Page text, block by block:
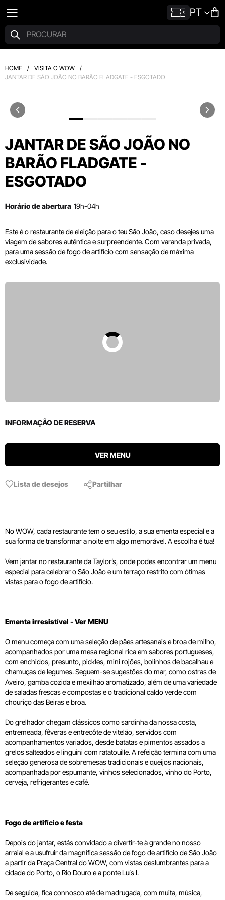
PT
HOME / VISITA O WOW
/
JANTAR DE SÃO JOÃO NO BARÃO FLADGATE - ESGOTADO
JANTAR DE SÃO JOÃO NO
BARÃO FLADGATE -
ESGOTADO
Horário de abertura 19h-04h
Este é o restaurante de eleição para o teu São João, caso desejes uma
viagem de sabores autêntica e surpreendente. Com varanda privada,
para uma sessão de fogo de artifício com sensação de máxima
exclusividade.
INFORMAÇÃO DE RESERVA
VER MENU
Lista de desejos Partilhar
No WOW, cada restaurante tem o seu estilo, a sua ementa especial e a
sua forma de transformar a noite em algo memorável. A escolha é tua!
Vem jantar no restaurante da Taylor’s, onde podes encontrar um menu
especial para celebrar o São João e um terraço restrito com ótimas
vistas para o fogo de artifício.
Ementa irresistível -Ver MENU
O menu começa com uma seleção de pães artesanais e broa de milho,
acompanhados por uma mesa regional rica em sabores portugueses,
com enchidos, presunto, pickles, mini rojões, bolinhos de bacalhau e
chamuças de legumes. Seguem-se sugestões do mar, como ostras de
Aveiro, gamba cozida e mexilhão aromatizado, além de uma variedade
de saladas frescas e compostas e o tradicional caldo verde com
chouriço das Beiras e broa.
Do grelhador chegam clássicos como sardinha da nossa costa,
entremeada, fêveras e entrecôte de vitelão, servidos com
acompanhamentos variados, desde batatas e pimentos assados a
grelos salteados e linguini com ratatouille. A refeição termina com uma
seleção generosa de sobremesas tradicionais e queijos nacionais,
acompanhada por espumante, vinhos selecionados, vinho do Porto,
cerveja, refrigerantes e café.
Fogo de artifício e festa
Depois do jantar, estás convidado a divertir-te à grande no nosso
arraial e a usufruir da magnífica sessão de fogo de artifício de São João
a partir da Praça Central do WOW, com vistas deslumbrantes para a
cidade do Porto, o Rio Douro e a ponte Luís I.
De seguida, fica connosco até de madrugada, com muita, música,